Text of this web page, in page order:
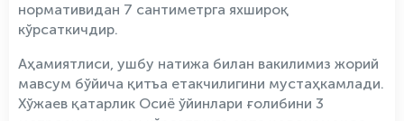
нормативидан 7 сантиметрга яхшироқ
кўрсаткичдир.
Аҳамиятлиси, ушбу натижа билан вакилимиз жорий
мавсум бўйича қитъа етакчилигини мустаҳкамлади.
Хўжаев қатарлик Осиё ўйинлари ғолибини 3